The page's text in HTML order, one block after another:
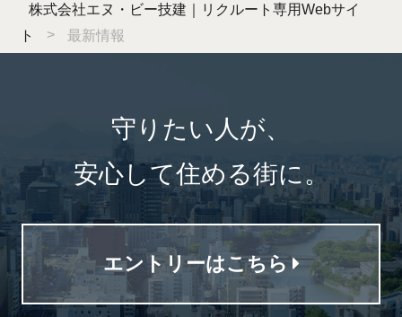
株式会社エヌ・ビー技建｜リクルート専用Webサイ
ト
> 最新情報
守りたい人が、
安心して住める街に。
エントリーはこちら